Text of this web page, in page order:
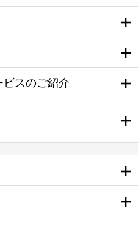
スのご紹介